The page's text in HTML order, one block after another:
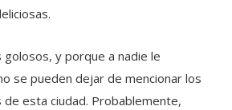
golosos, y porque a nadie le
se pueden dejar de mencionar los
de esta ciudad. Probablemente,